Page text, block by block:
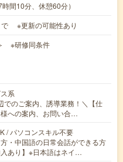
間10分、休憩60分）
で ※更新の可能性あり
※研修同条件
系
でのご案内、誘導業務！＼【仕
への案内、お問い合…
/ パソコンスキル不要
・中国語の日常会話ができる方
入あり】※日本語はネイ…